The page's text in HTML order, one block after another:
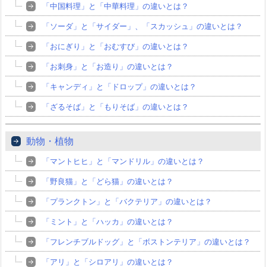
「中国料理」と「中華料理」の違いとは？
「ソーダ」と「サイダー」、「スカッシュ」の違いとは？
「おにぎり」と「おむすび」の違いとは？
「お刺身」と「お造り」の違いとは？
「キャンディ」と「ドロップ」の違いとは？
「ざるそば」と「もりそば」の違いとは？
動物・植物
「マントヒヒ」と「マンドリル」の違いとは？
「野良猫」と「どら猫」の違いとは？
「プランクトン」と「バクテリア」の違いとは？
「ミント」と「ハッカ」の違いとは？
「フレンチブルドッグ」と「ボストンテリア」の違いとは？
「アリ」と「シロアリ」の違いとは？